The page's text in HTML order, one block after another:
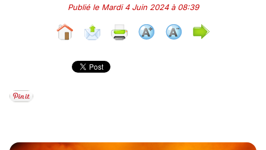
Publié le Mardi 4 Juin 2024 à 08:39